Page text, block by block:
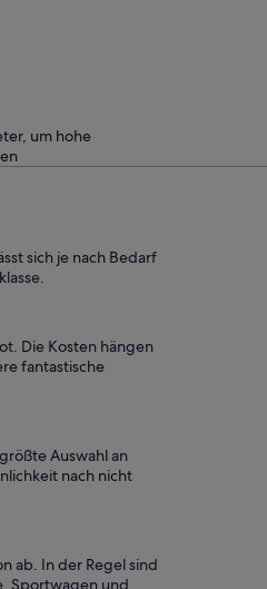
um hohe
sich je nach Bedarf
Die Kosten hängen
fantastische
Auswahl an
nach nicht
ab. In der Regel sind
Sportwagen und